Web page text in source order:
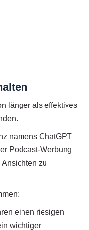
länger als effektives
namens ChatGPT
Podcast-Werbung
zu
einen riesigen
wichtiger